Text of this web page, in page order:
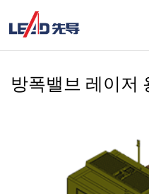
방폭밸브 레이저